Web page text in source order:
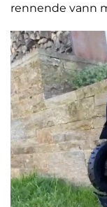
rennende vann